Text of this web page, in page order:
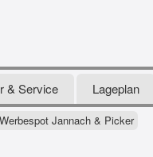
& Service Lageplan
Werbespot Jannach & Picker